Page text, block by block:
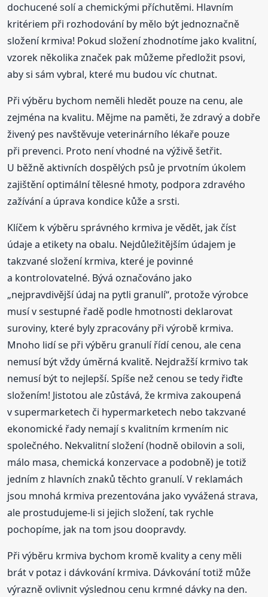
dochucené solí a chemickými příchutěmi. Hlavním
kritériem při rozhodování by mělo být jednoznačně
složení krmiva! Pokud složení zhodnotíme jako kvalitní,
vzorek několika značek pak můžeme předložit psovi,
aby si sám vybral, které mu budou víc chutnat.
Při výběru bychom neměli hledět pouze na cenu, ale
zejména na kvalitu. Mějme na paměti, že zdravý a dobře
živený pes navštěvuje veterinárního lékaře pouze
při prevenci. Proto není vhodné na výživě šetřit.
U běžně aktivních dospělých psů je prvotním úkolem
zajištění optimální tělesné hmoty, podpora zdravého
zažívání a úprava kondice kůže a srsti.
Klíčem k výběru správného krmiva je vědět, jak číst
údaje a etikety na obalu. Nejdůležitějším údajem je
takzvané složení krmiva, které je povinné
a kontrolovatelné. Bývá označováno jako
„nejpravdivější údaj na pytli granulí“, protože výrobce
musí v sestupné řadě podle hmotnosti deklarovat
suroviny, které byly zpracovány při výrobě krmiva.
Mnoho lidí se při výběru granulí řídí cenou, ale cena
nemusí být vždy úměrná kvalitě. Nejdražší krmivo tak
nemusí být to nejlepší. Spíše než cenou se tedy řiďte
složením! Jistotou ale zůstává, že krmiva zakoupená
v supermarketech či hypermarketech nebo takzvané
ekonomické řady nemají s kvalitním krmením nic
společného. Nekvalitní složení (hodně obilovin a soli,
málo masa, chemická konzervace a podobně) je totiž
jedním z hlavních znaků těchto granulí. V reklamách
jsou mnohá krmiva prezentována jako vyvážená strava,
ale prostudujeme-li si jejich složení, tak rychle
pochopíme, jak na tom jsou doopravdy.
Při výběru krmiva bychom kromě kvality a ceny měli
brát v potaz i dávkování krmiva. Dávkování totiž může
výrazně ovlivnit výslednou cenu krmné dávky na den.